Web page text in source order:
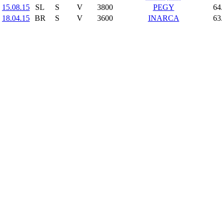
15.08.15
SL S V 3800 PEGY
18.04.15 BR S V 3600 INARCA